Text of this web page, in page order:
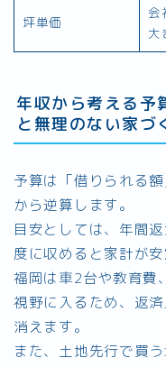
坪単価
会
大
年収から考える予
と無理のない家づ
予算は「借りられる
から逆算します。
目安としては、年間
度に収めると家計が安
福岡は車2台や教育費
視野に入るため、返
消えます。
また、土地先行で買